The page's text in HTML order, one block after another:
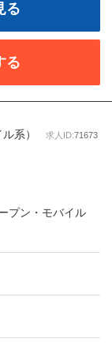
る
る
系） 求人ID:71673
プン・モバイル